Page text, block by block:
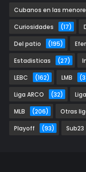
Cubanos en las
Curiosidades (17)
Del patio (195)
Estadisticas (27)
LEBC (162) LMB
Liga ARCO (32)
MLB (206) Otras
Playoff (93) Sub23